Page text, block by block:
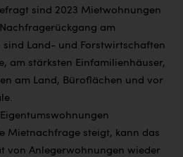
sind 2023 Mietwohnungen
am
Land- und Forstwirtschaften
am stärksten Einfamilienhäuser,
am Land, Büroflächen und vor
Mietnachfrage steigt, kann das
von Anlegerwohnungen wieder